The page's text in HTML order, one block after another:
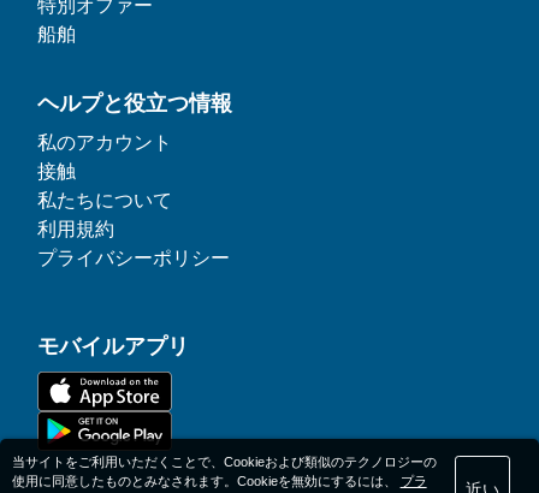
特別オファー
船舶
ヘルプと役立つ情報
私のアカウント
接触
私たちについて
利用規約
プライバシーポリシー
モバイルアプリ
当サイトをご利用いただくことで、Cookieおよび類似のテクノロジーの
使用に同意したものとみなされます。Cookieを無効にするには、
プラ